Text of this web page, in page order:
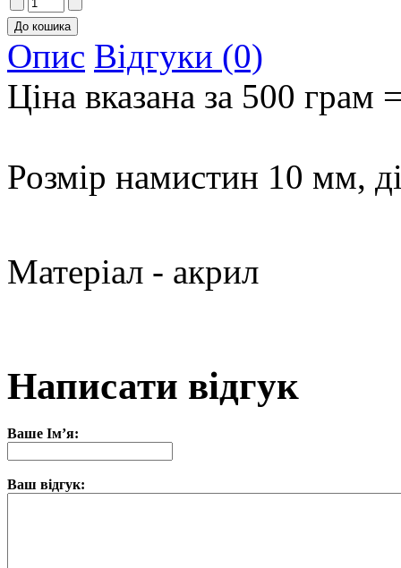
Опис Відгуки (0)
Ціна вказана за 500
Розмір намистин 10 мм,
Матеріал - акрил
Написати відгук
Ваше Ім’я:
Ваш відгук: